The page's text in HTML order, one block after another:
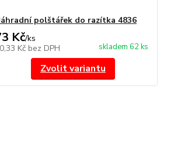
polštářek do razítka 4836
Kč/ks
Kč bez DPH skladem 62 ks
Zvolit variantu